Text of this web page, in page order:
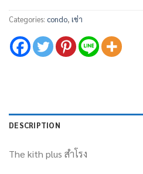
Categories: condo, เช่า
DESCRIPTION
The kith plus สำโรง